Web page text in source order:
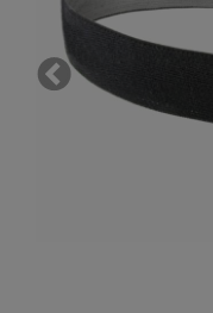
Previous